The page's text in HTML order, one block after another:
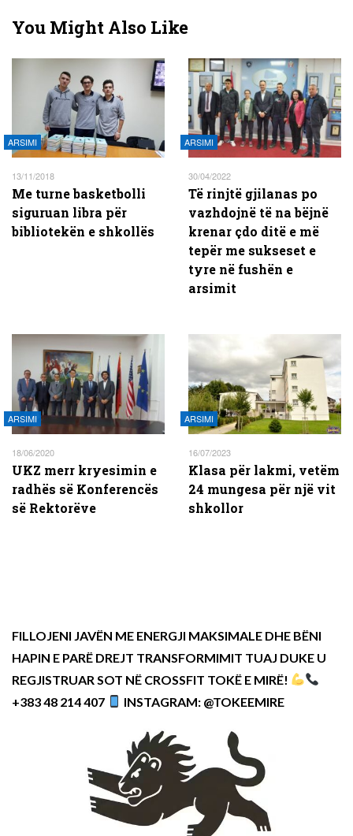
You Might Also Like
ARSIMI
13/11/2018
Me turne basketbolli
siguruan libra për
bibliotekën e shkollës
ARSIMI
30/04/2022
Të rinjtë gjilanas po
vazhdojnë të na bëjnë
krenar çdo ditë e më
tepër me sukseset e
tyre në fushën e
arsimit
ARSIMI
18/06/2020
UKZ merr kryesimin e
radhës së Konferencës
së Rektorëve
ARSIMI
16/07/2023
Klasa për lakmi, vetëm
24 mungesa për një vit
shkollor
FILLOJENI JAVËN ME ENERGJI MAKSIMALE DHE BËNI
HAPIN E PARË DREJT TRANSFORMIMIT TUAJ DUKE U
REGJISTRUAR SOT NË CROSSFIT TOKË E MIRË!
+383 48 214 407
INSTAGRAM: @TOKEEMIRE